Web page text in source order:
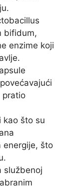
bifidum,
enzime koji
pratio
kao što su
energije, što
službenoj